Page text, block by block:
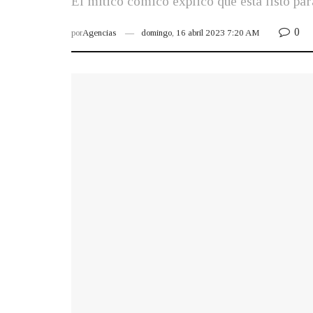
porAgencias domingo, 16 abril 2023 7:20 AM 0